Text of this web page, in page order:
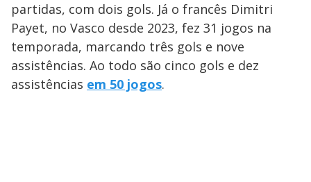
partidas, com dois gols. Já o francês Dimitri
Payet, no Vasco desde 2023, fez 31 jogos na
temporada, marcando três gols e nove
assistências. Ao todo são cinco gols e dez
assistências em 50 jogos.